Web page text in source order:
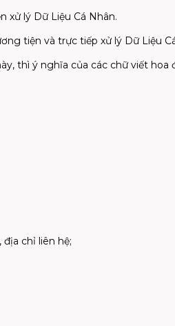
xử lý Dữ Liệu Cá Nhân.
tiện và trực tiếp xử lý Dữ Liệu
thì ý nghĩa của các chữ viết hoa
chỉ liên hệ;